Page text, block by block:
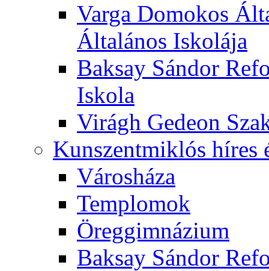
Varga Domokos
Általános Iskolája
Baksay Sándor
Iskola
Virágh Gedeon
Kunszentmiklós híres
Városháza
Templomok
Öreggimnázium
Baksay Sándor